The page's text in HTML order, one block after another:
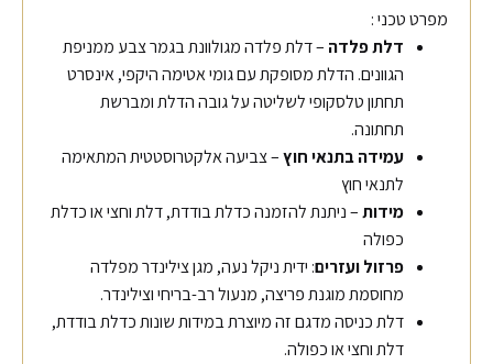
מפרט טכני :
דלת פלדה – דלת פלדה מגולוונת בגמר צבע ממניפת
הגוונים. הדלת מסופקת עם גומי אטימה היקפי, אינסרט
תחתון טלסקופי לשליטה על גובה הדלת ומברשת
תחתונה.
עמידה בתנאי חוץ– צביעה אלקטרוסטטית המתאימה
לתנאי חוץ
מידות– ניתנת להזמנה כדלת בודדת, דלת וחצי או כדלת
כפולה
פרזול ועזרים: ידית ניקל נעה, מגן צילינדר מפלדה
מחוסמת מוגנת פריצה, מנעול רב-בריחי וצילינדר.
דלת כניסה מדגם זה מיוצרת במידות שונות כדלת בודדת,
דלת וחצי או כפולה.